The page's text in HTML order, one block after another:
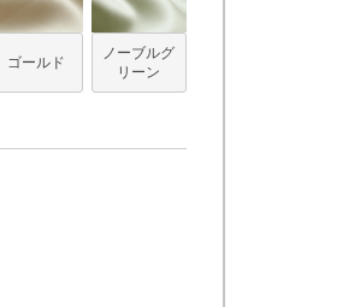
ゴールド
ノーブルグ
リーン